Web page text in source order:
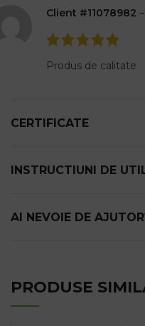
Client #11078982 –
Produs de calitate
CERTIFICATE
INSTRUCTIUNI DE
AI NEVOIE DE
PRODUSE